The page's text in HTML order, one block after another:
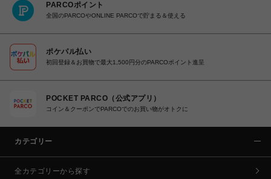
PARCOポイント
全国のPARCOやONLINE PARCOで貯まる＆使える
ポケパル払い
初回登録＆お買物で最大1,500円分のPARCOポイント進呈
POCKET PARCO（公式アプリ）
コイン＆クーポンでPARCOでのお買い物がオトクに
カテゴリー
全カテゴリーから探す